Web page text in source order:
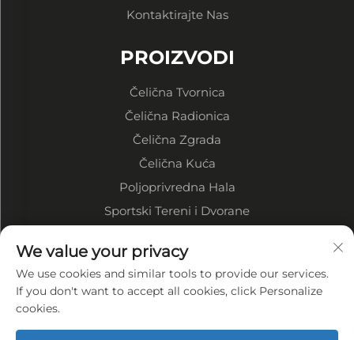
Kontaktirajte Nas
PROIZVODI
Čelična Tvornica
Čelična Radionica
Čelična Zgrada
Čelična Kuća
Poljoprivredna Hala
Sportski Tereni i Dvorane
O tvrtki
Profil tvrtke
We value your privacy
We use cookies and similar tools to provide our services.
If you don't want to accept all cookies, click Personalize
cookies.